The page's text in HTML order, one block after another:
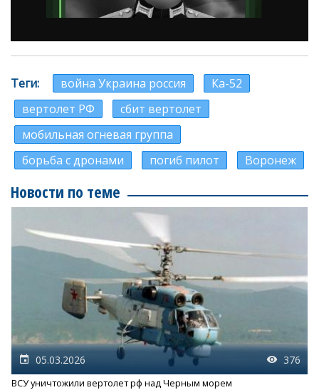
Теги война Украина россия
Ка-52
вертолет РФ
сбит вертолет
мобильная огневая группа
борьба с дронами
погиб пилот Воронеж
Новости по теме
05.03.2026 376
ВСУ уничтожили вертолет рф над Черным морем